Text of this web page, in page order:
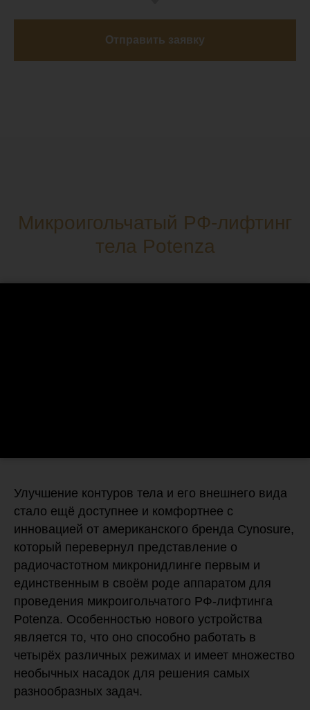
Отправить заявку
Микроигольчатый РФ-лифтинг
тела Potenza
Улучшение контуров тела и его внешнего вида
стало ещё доступнее и комфортнее с
инновацией от американского бренда Cynosure,
который перевернул представление о
радиочастотном микронидлинге первым и
единственным в своём роде аппаратом для
проведения микроигольчатого РФ-лифтинга
Potenza. Особенностью нового устройства
является то, что оно способно работать в
четырёх различных режимах и имеет множество
необычных насадок для решения самых
разнообразных задач.